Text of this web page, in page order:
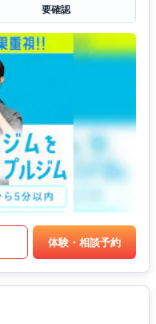
要確認
体験・相談予約